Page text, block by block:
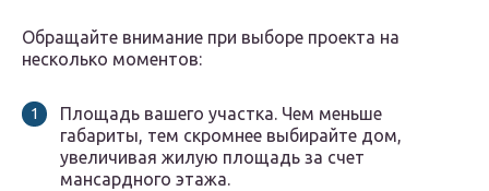
Обращайте внимание при выборе проекта на
несколько моментов:
Площадь вашего участка. Чем меньше
габариты, тем скромнее выбирайте дом,
увеличивая жилую площадь за счет
мансардного этажа.